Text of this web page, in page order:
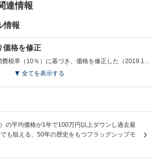
連情報
情報
価格を修正
2019年10月1日以降の消費税率（10％）に基づき、価格を修正した（2019.10）
全てを表示する
の平均価格が1年で100万円以上ダウンし過去最
も狙える、50年の歴史をもつフラッグシップモ